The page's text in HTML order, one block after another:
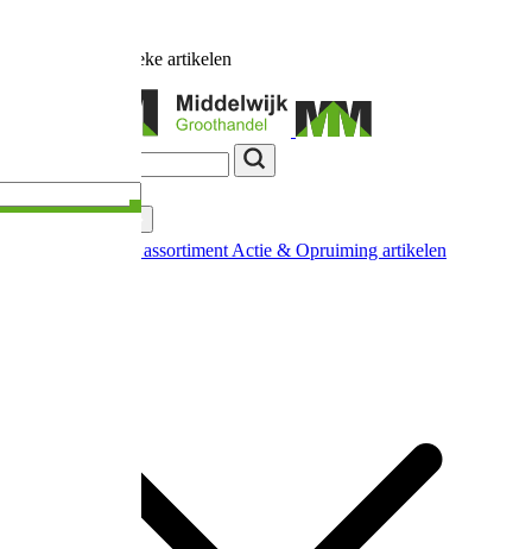
unieke artikelen
Nieuw in ons assortiment Actie & Opruiming artikelen